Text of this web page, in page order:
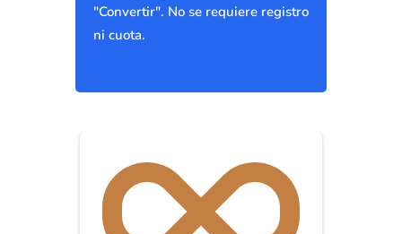
"Convertir". No se requiere registro
ni cuota.